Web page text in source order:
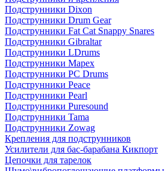
Подструнники Dixon
Подструнники Drum Gear
Подструнники Fat Cat Snappy Snares
Подструнники Gibraltar
Подструнники LDrums
Подструнники Mapex
Подструнники PC Drums
Подструнники Peace
Подструнники Pearl
Подструнники Puresound
Подструнники Tama
Подструнники Zowag
Крепления для подструнников
Усилители для бас-барабана Кикпорт
Цепочки для тарелок